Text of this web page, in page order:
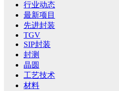
行业动态
最新项目
先进封装
TGV
SIP封装
封测
晶圆
工艺技术
材料